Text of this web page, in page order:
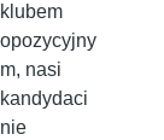
klubem
opozycyjny
m, nasi
kandydaci
nie